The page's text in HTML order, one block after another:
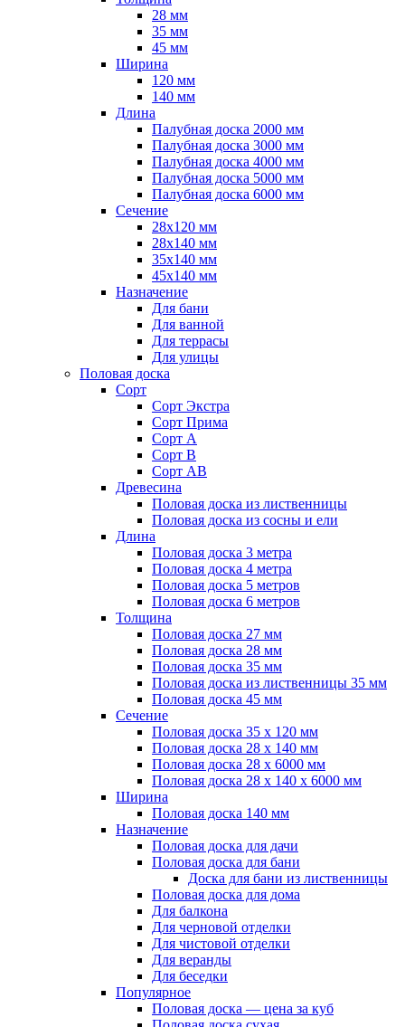
28 мм
35 мм
45 мм
Ширина
120 мм
140 мм
Длина
Палубная доска 2000 мм
Палубная доска 3000 мм
Палубная доска 4000 мм
Палубная доска 5000 мм
Палубная доска 6000 мм
Сечение
28х120 мм
28х140 мм
35х140 мм
45х140 мм
Назначение
Для бани
Для ванной
Для террасы
Для улицы
Половая доска
Сорт
Сорт Экстра
Сорт Прима
Сорт А
Сорт В
Сорт АВ
Древесина
Половая доска из лиственницы
Половая доска из сосны и ели
Длина
Половая доска 3 метра
Половая доска 4 метра
Половая доска 5 метров
Половая доска 6 метров
Толщина
Половая доска 27 мм
Половая доска 28 мм
Половая доска 35 мм
Половая доска из лиственницы 35 мм
Половая доска 45 мм
Сечение
Половая доска 35 х 120 мм
Половая доска 28 х 140 мм
Половая доска 28 х 6000 мм
Половая доска 28 х 140 х 6000 мм
Ширина
Половая доска 140 мм
Назначение
Половая доска для дачи
Половая доска для бани
Доска для бани из лиственницы
Половая доска для дома
Для балкона
Для черновой отделки
Для чистовой отделки
Для веранды
Для беседки
Популярное
Половая доска — цена за куб